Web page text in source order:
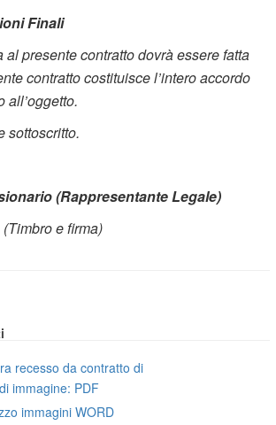
Finali
al presente contratto dovrà essere fatta
contratto costituisce l’intero accordo
all’oggetto.
sottoscritto.
(Rappresentante Legale)
(Timbro e firma)
recesso da contratto di
immagine: PDF
immagini WORD